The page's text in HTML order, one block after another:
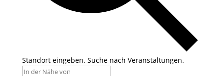
Standort eingeben. Suche nach Veranstaltungen.